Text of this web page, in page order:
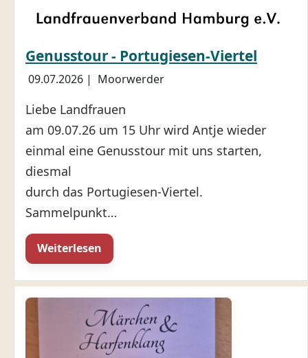
Genusstour - Portugiesen-Viertel
09.07.2026 | Moorwerder
Liebe Landfrauen
am 09.07.26 um 15 Uhr wird Antje wieder
einmal eine Genusstour mit uns starten,
diesmal
durch das Portugiesen-Viertel.
Sammelpunkt…
Weiterlesen